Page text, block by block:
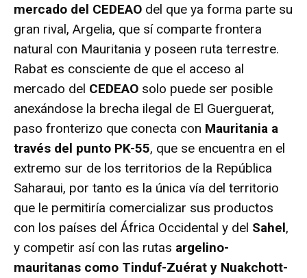
mercado del CEDEAO del que ya forma parte su
gran rival, Argelia, que sí comparte frontera
natural con Mauritania y poseen ruta terrestre.
Rabat es consciente de que el acceso al
mercado del CEDEAO solo puede ser posible
anexándose la brecha ilegal de El Guerguerat,
paso fronterizo que conecta con Mauritania a
través del punto PK-55, que se encuentra en el
extremo sur de los territorios de la República
Saharaui, por tanto es la única vía del territorio
que le permitiría comercializar sus productos
con los países del África Occidental y del Sahel,
y competir así con las rutas argelino-
mauritanas como Tinduf-Zuérat y Nuakchott-